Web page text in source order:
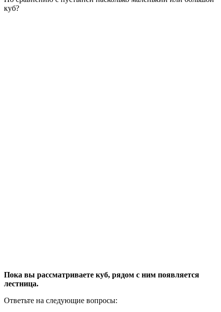
куб?
Пока вы рассматриваете куб, рядом с ним появляется
лестница.
Ответьте на следующие вопросы: